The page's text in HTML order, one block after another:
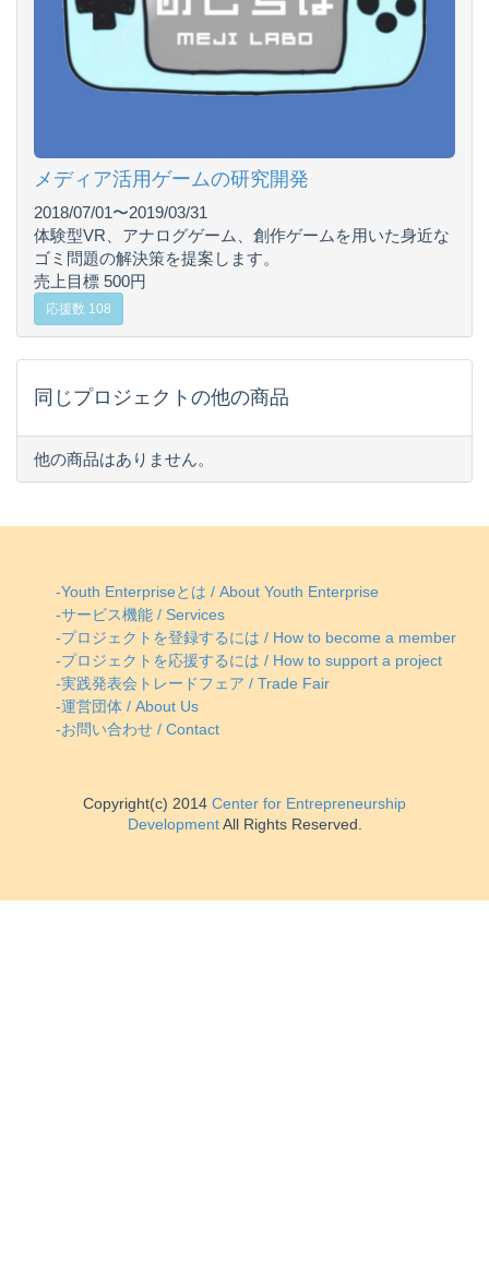
メディア活用ゲームの研究開発
2018/07/01〜2019/03/31
体験型VR、アナログゲーム、創作ゲームを用いた身近な
ゴミ問題の解決策を提案します。
売上目標 500円
応援数 108
同じプロジェクトの他の商品
他の商品はありません。
-Youth Enterpriseとは / About Youth Enterprise
-サービス機能 / Services
-プロジェクトを登録するには / How to become a member
-プロジェクトを応援するには / How to support a project
-実践発表会トレードフェア / Trade Fair
-運営団体 / About Us
-お問い合わせ / Contact
Copyright(c) 2014 Center for Entrepreneurship
DevelopmentAll Rights Reserved.